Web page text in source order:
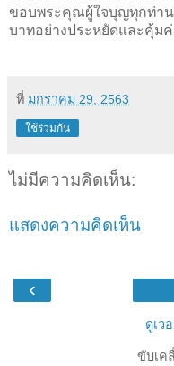
ขอบพระคุณผู้ใจบุญทุกท่าน
บาทอย่างประหยัดและคุ้ม
ที่ มกราคม 29, 2563
ใช้ร่วมกัน
ไม่มีความคิดเห็น:
แสดงความคิดเห็น
‹
ดูเว
ขับเค